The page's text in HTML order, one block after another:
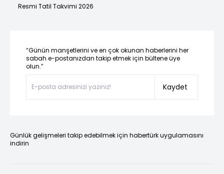
Resmi Tatil Takvimi 2026
“Günün manşetlerini ve en çok okunan haberlerini her
sabah e-postanızdan takip etmek için bültene üye
olun.”
Kaydet
Günlük gelişmeleri takip edebilmek için habertürk uygulamasını
indirin